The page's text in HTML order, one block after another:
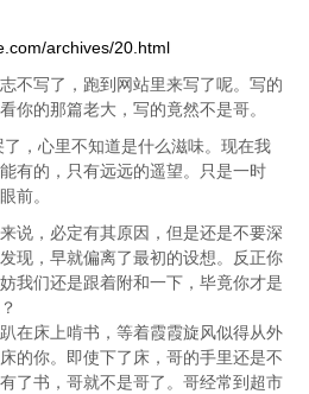
archives/20.html
不写了，跑到网站里来写了呢。写的
你的那篇老大，写的竟然不是哥。
，心里不知道是什么滋味。现在我
有的，只有远远的遥望。只是一时
前。
说，必定有其原因，但是还是不要深
现，早就偏离了最初的设想。反正你
我们还是跟着附和一下，毕竟你才是
在床上啃书，等着霞霞旋风似得从外
的你。即使下了床，哥的手里还是不
了书，哥就不是哥了。哥经常到超市